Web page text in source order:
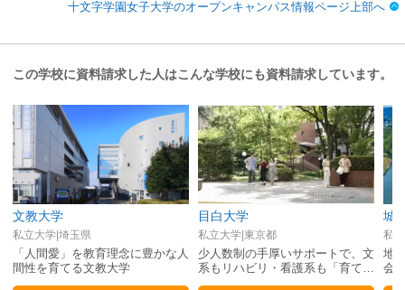
十文字学園女子大学のオープンキャンパス情報ページ上部へ
この学校に資料請求した人はこんな学校にも資料請求しています。
文教大学
私立大学|埼玉県
「人間愛」を教育理念に豊かな人
間性を育てる文教大学
目白大学
私立大学|東京都
少人数制の手厚いサポートで、文
系もリハビリ・看護系も「育てて
送り出す」大学
城
私
地
会